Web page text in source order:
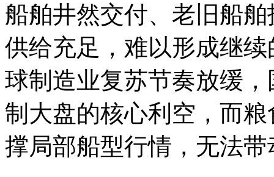
船舶井然交付、老旧船
供给充足，难以形成继
球制造业复苏节奏放缓
制大盘的核心利空，而
撑局部船型行情，无法